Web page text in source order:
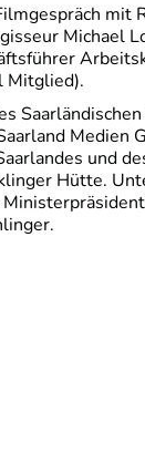
mit
Michael
Mitglied).
Medien
und
Hütte.